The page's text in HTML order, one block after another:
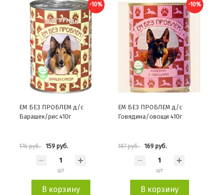
-10%
ЕМ БЕЗ ПРОБЛЕМ д/с
Барашек/рис 410г
176 руб. 159 руб.
шт
В корзину
-10%
ЕМ БЕЗ ПРОБЛЕМ д/с
Говядина/овощи 410г
187 руб. 169 руб.
шт
В корзину